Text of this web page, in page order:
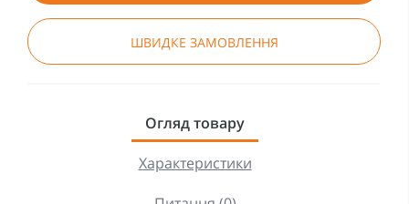
ШВИДКЕ ЗАМОВЛЕННЯ
Огляд товару
Характеристики